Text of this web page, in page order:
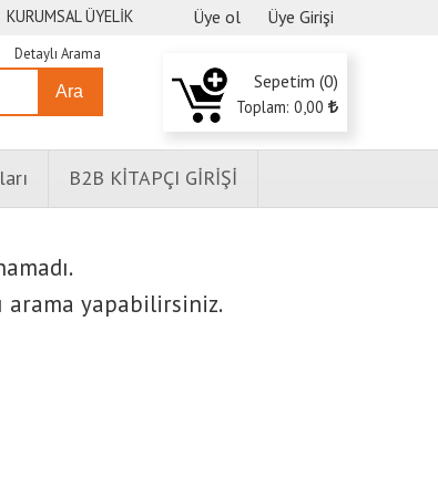
Üye ol Üye Girişi
KURUMSAL ÜYELİK
Ara
Detaylı Arama
Sepetim (0)
Toplam: 0 ,00
B2B KİTAPÇI GİRİŞİ
arama yapabilirsiniz.